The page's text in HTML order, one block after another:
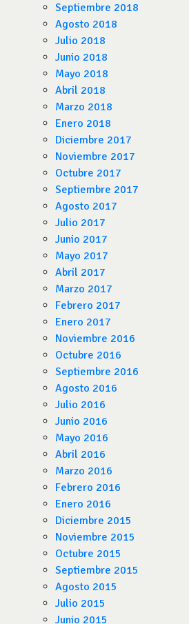
Septiembre 2018
Agosto 2018
Julio 2018
Junio 2018
Mayo 2018
Abril 2018
Marzo 2018
Enero 2018
Diciembre 2017
Noviembre 2017
Octubre 2017
Septiembre 2017
Agosto 2017
Julio 2017
Junio 2017
Mayo 2017
Abril 2017
Marzo 2017
Febrero 2017
Enero 2017
Noviembre 2016
Octubre 2016
Septiembre 2016
Agosto 2016
Julio 2016
Junio 2016
Mayo 2016
Abril 2016
Marzo 2016
Febrero 2016
Enero 2016
Diciembre 2015
Noviembre 2015
Octubre 2015
Septiembre 2015
Agosto 2015
Julio 2015
Junio 2015